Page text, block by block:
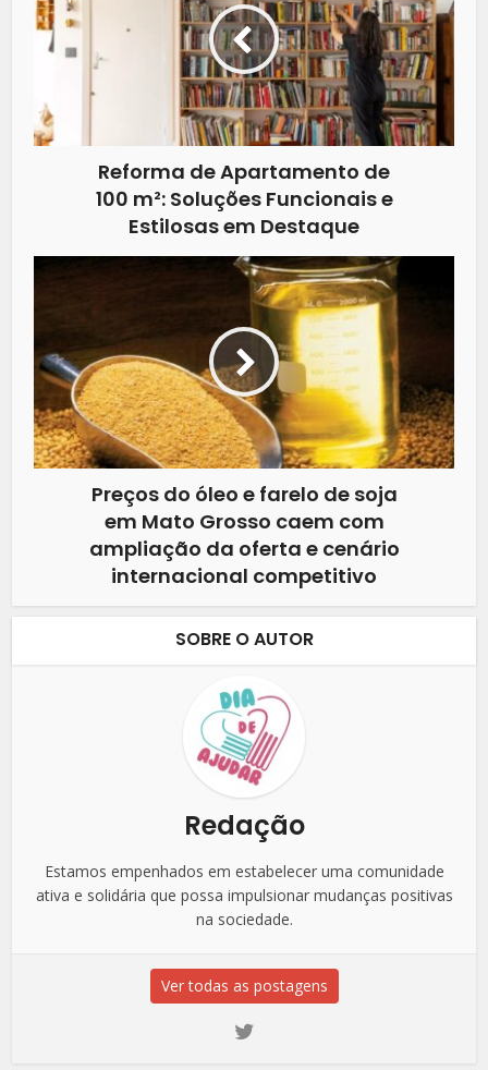
Reforma de Apartamento de
100 m²: Soluções Funcionais e
Estilosas em Destaque
Preços do óleo e farelo de soja
em Mato Grosso caem com
ampliação da oferta e cenário
internacional competitivo
SOBRE O AUTOR
Redação
Estamos empenhados em estabelecer uma comunidade
ativa e solidária que possa impulsionar mudanças positivas
na sociedade.
Ver todas as postagens